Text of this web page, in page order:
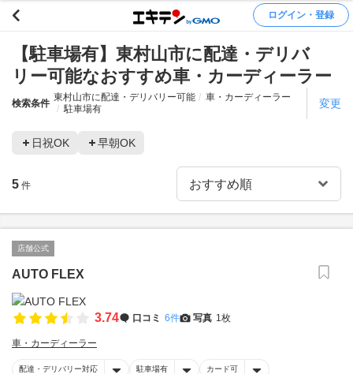
ログイン・登録
【駐車場有】東村山市に配達・デリバ
リー可能なおすすめ車・カーディーラー
検索条件
東村山市に配達・デリバリー可能
車・カーディーラー
駐車場有
変更
日祝OK 早朝OK
5 件
店舗公式
AUTO FLEX
3.74 口コミ 6件 写真 1枚
車・カーディーラー
配達・デリバリー対応 駐車場有 カード可